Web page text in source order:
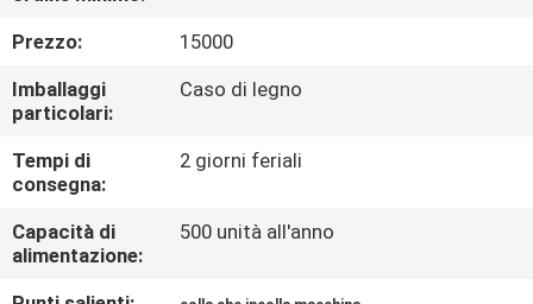
DI
QUALITÀ
CONTATTICI
RICHIEDA
UNA
Prezzo:
15000
Imballaggi
particolari:
Caso di legno
Tempi di
consegna:
2 giorni feriali
Capacità di
alimentazione:
500 unità all'anno